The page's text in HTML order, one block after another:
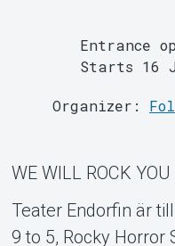
Entrance
Starts 16
Organizer:
WE WILL ROCK
Teater Endorfin är
9 to 5, Rocky Horror